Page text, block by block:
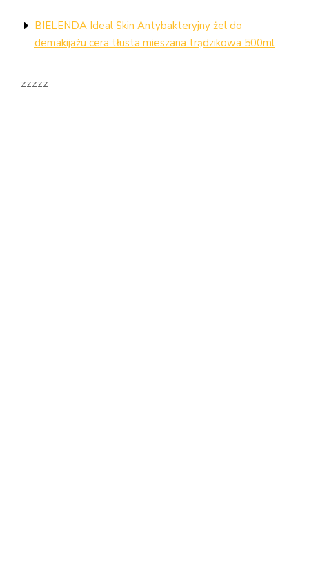
BIELENDA Ideal Skin Antybakteryjny żel do
demakijażu cera tłusta mieszana trądzikowa 500ml
zzzzz